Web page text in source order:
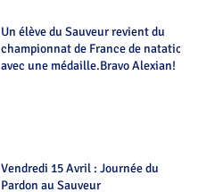
Un élève du Sauveur revient du
championnat de France de natation
avec une médaille.Bravo Alexian!
Vendredi 15 Avril : Journée du
Pardon au Sauveur